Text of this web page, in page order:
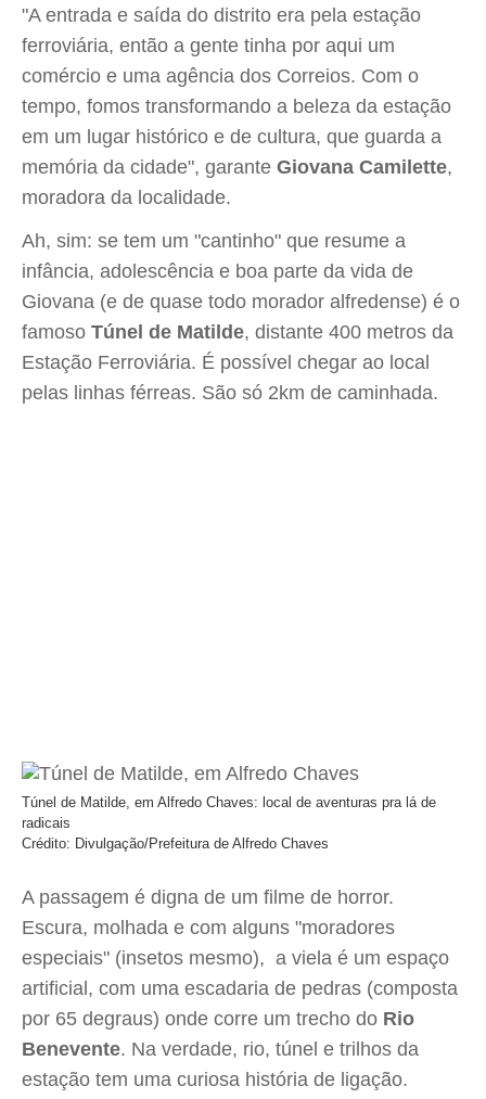
"A entrada e saída do distrito era pela estação
ferroviária, então a gente tinha por aqui um
comércio e uma agência dos Correios. Com o
tempo, fomos transformando a beleza da estação
em um lugar histórico e de cultura, que guarda a
memória da cidade", garante Giovana Camilette,
moradora da localidade.
Ah, sim: se tem um "cantinho" que resume a
infância, adolescência e boa parte da vida de
Giovana (e de quase todo morador alfredense) é o
famoso Túnel de Matilde, distante 400 metros da
Estação Ferroviária. É possível chegar ao local
pelas linhas férreas. São só 2km de caminhada.
Túnel de Matilde, em Alfredo Chaves: local de aventuras pra lá de
radicais
Crédito: Divulgação/Prefeitura de Alfredo Chaves
A passagem é digna de um filme de horror.
Escura, molhada e com alguns "moradores
especiais" (insetos mesmo), a viela é um espaço
artificial, com uma escadaria de pedras (composta
por 65 degraus) onde corre um trecho do Rio
Benevente. Na verdade, rio, túnel e trilhos da
estação tem uma curiosa história de ligação.